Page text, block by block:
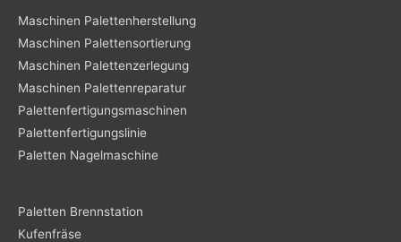
Maschinen Palettenherstellung
Maschinen Palettensortierung
Maschinen Palettenzerlegung
Maschinen Palettenreparatur
Palettenfertigungsmaschinen
Palettenfertigungslinie
Paletten Nagelmaschine
Paletten Brennstation
Kufenfräse